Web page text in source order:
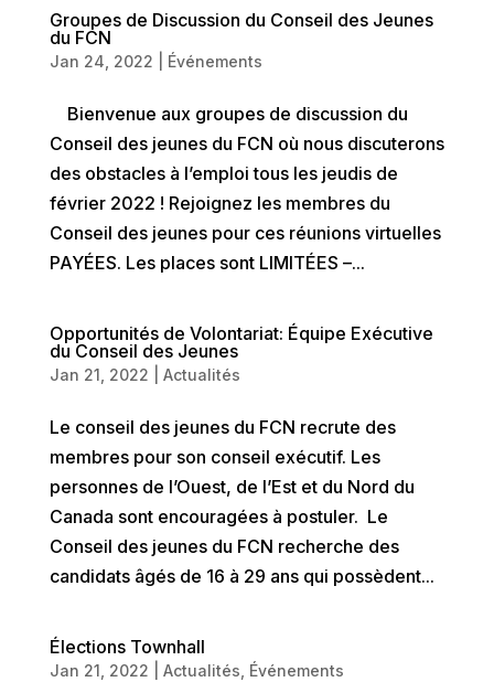
Groupes de Discussion du Conseil des Jeunes
du FCN
Jan 24, 2022 Événements
Bienvenue aux groupes de discussion du
Conseil des jeunes du FCN où nous discuterons
des obstacles à l’emploi tous les jeudis de
février 2022 ! Rejoignez les membres du
Conseil des jeunes pour ces réunions virtuelles
PAYÉES. Les places sont LIMITÉES –...
Opportunités de Volontariat: Équipe Exécutive
du Conseil des Jeunes
Jan 21, 2022 Actualités
Le conseil des jeunes du FCN recrute des
membres pour son conseil exécutif. Les
personnes de l’Ouest, de l’Est et du Nord du
Canada sont encouragées à postuler. Le
Conseil des jeunes du FCN recherche des
candidats âgés de 16 à 29 ans qui possèdent...
Élections Townhall
Jan 21, 2022 Actualités Événements